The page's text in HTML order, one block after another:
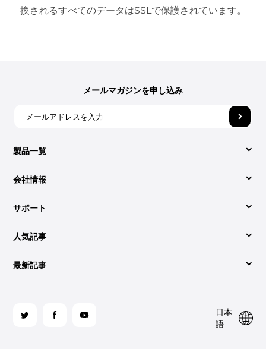
換されるすべてのデータはSSLで保護されています。
製品一覧
Video Converter
人気記事
SpotifyをMP3に変換する簡単方法
最新記事
AudibleをCDに書き込む：知っておくべきこと
サポート
サポートセンター
活用記事
サイトマップ
会社情報
DumpMediaについて
お問い合わせ
利用規約
返金ポリシー
メールマガジンを申し込み
ォ
日本
語